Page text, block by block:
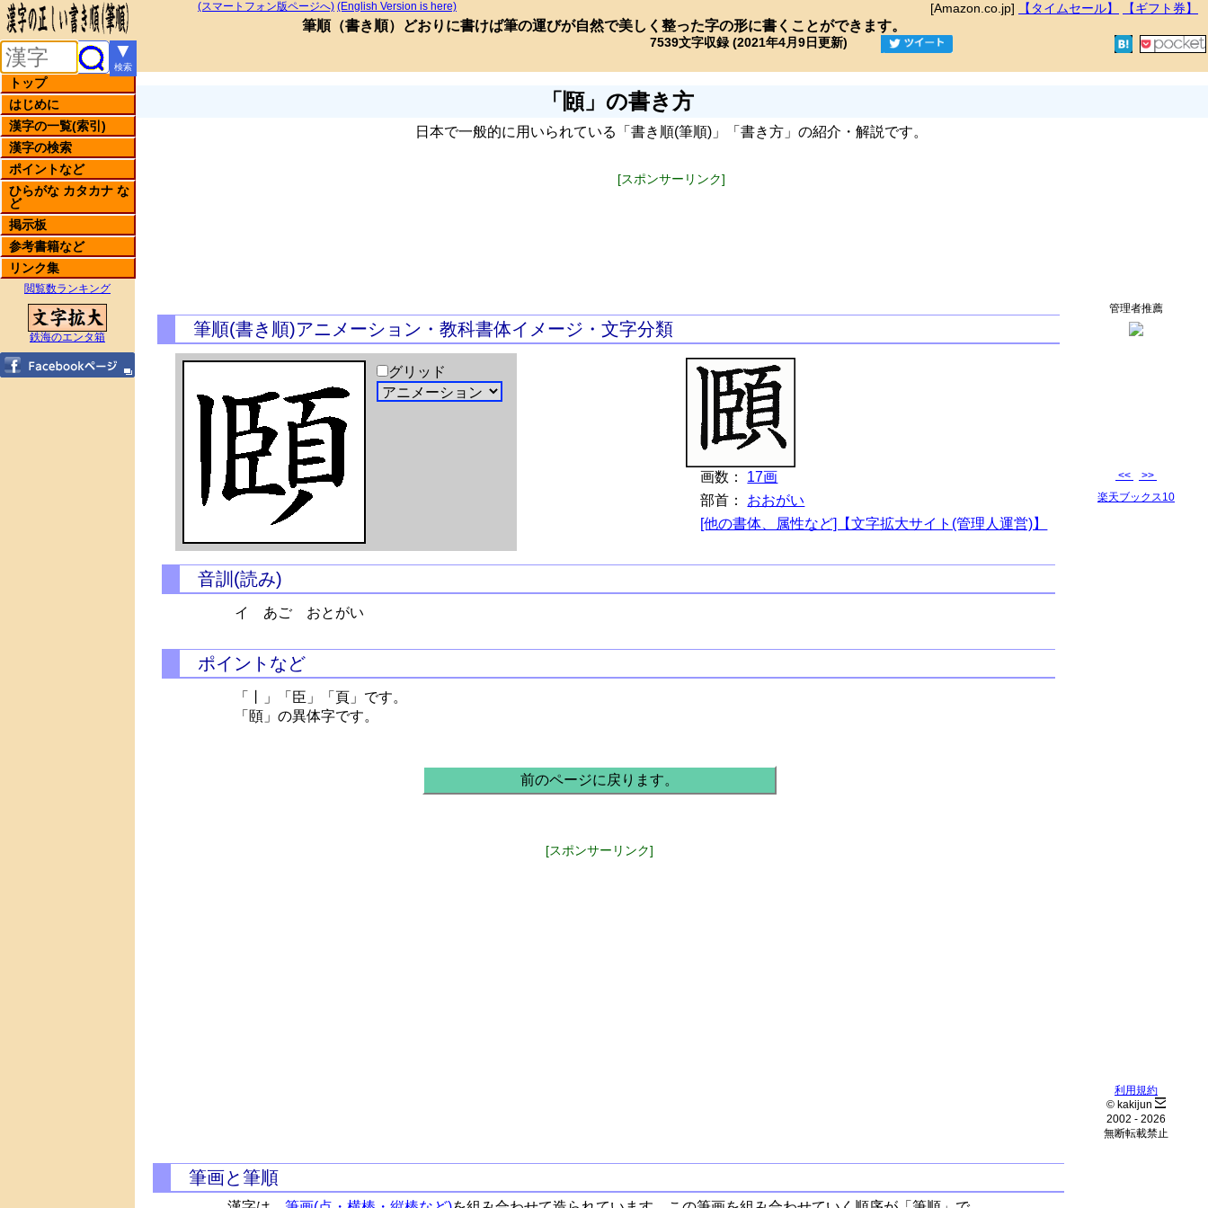
[Amazon.co.jp] 【タイムセール】 【ギフト券】
(スマートフォン版ページへ) (English Version is here)
筆順（書き順）どおりに書けば筆の運びが自然で美しく整った字の形に書くことができます。
7539文字収録 (2021年4月9日更新)
▼
検索
トップ
はじめに
漢字の一覧(索引)
漢字の検索
ポイントなど
ひらがな カタカナ な
ど
掲示板
参考書籍など
リンク集
閲覧数ランキング
鉄海のエンタ箱
「頥」の書き方
日本で一般的に用いられている「書き順(筆順)」「書き方」の紹介・解説です。
[スポンサーリンク]
筆順(書き順)アニメーション・教科書体イメージ・文字分類
グリッド
画数： 17画
部首： おおがい
[他の書体、属性など]【文字拡大サイト(管理人運営)】
音訓(読み)
イ あご おとがい
ポイントなど
「丨」「臣」「頁」です。
「頤」の異体字です。
前のページに戻ります。
[スポンサーリンク]
筆画と筆順
管理者推薦
<<
>>
楽天ブックス10
利用規約
© kakijun
2002 - 2026
無断転載禁止